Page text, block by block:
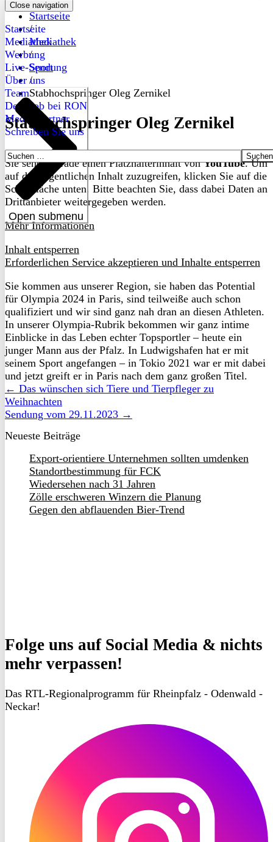
Close navigation
Startseite
Mediathek
Werbung
Live-Sendung
Über uns
Open submenu
Team
Dein Job bei RON
Medienpartner
Schreiben Sie uns
Suchen
nach:
Startseite
/
Mediathek
/
Sport
/
Stabhochspringer Oleg Zernikel
Stabhochspringer Oleg Zernikel
Sie sehen gerade einen Platzhalterinhalt vonYouTube. Um
auf den eigentlichen Inhalt zuzugreifen, klicken Sie auf die
Schaltfläche unten. Bitte beachten Sie, dass dabei Daten an
Drittanbieter weitergegeben werden.
Mehr Informationen
Inhalt entsperren
Erforderlichen Service akzeptieren und Inhalte entsperren
Sie kommen aus unserer Region, sie haben das Potential
für Olympia 2024 in Paris, sind teilweiße auch schon
qualifiziert und wir sind ganz nah dran an diesen Athleten.
In unserer Olympia-Rubrik bekommen wir ganz intime
Einblicke in das Leben echter Topsportler – heute ein
junger Mann aus der Pfalz. In Ludwigshafen hat er mit
seinem Sport angefangen – in Tokio 2021 war er mit dabei
und jetzt greift er in Paris nach dem ganz großen Titel.
← Das wünschen sich Tiere und Tierpfleger zu
Weihnachten
Sendung vom 29.11.2023 →
Neueste Beiträge
Export-orientiere Unternehmen sollten umdenken
Standortbestimmung für FCK
Wiedersehen nach 31 Jahren
Zölle erschweren Winzern die Planung
Gegen den abflauenden Bier-Trend
Folge uns auf Social Media & nichts
mehr verpassen!
Das RTL-Regionalprogramm für Rheinpfalz - Odenwald -
Neckar!
Instagram